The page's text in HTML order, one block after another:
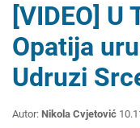
[VIDEO]
Opatija
Udruzi
Autor: Nikola Cvjetović